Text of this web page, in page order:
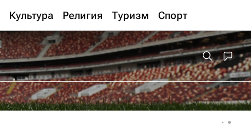
Культура Религия Туризм Спорт